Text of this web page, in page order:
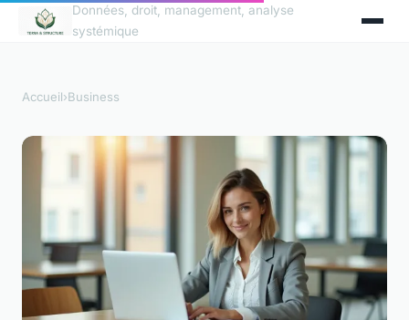
Données, droit, management, analyse
systémique
Accueil›Business